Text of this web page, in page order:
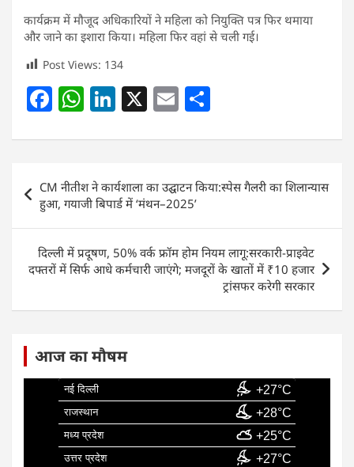
कार्यक्रम में मौजूद अधिकारियों ने महिला को नियुक्ति पत्र फिर थमाया
और जाने का इशारा किया। महिला फिर वहां से चली गई।
Post Views: 134
F
c
e
b
o
o
k
W
at
s
A
p
p
Li
k
e
dI
n
X E
ai
l
ar
e
navigation
CM नीतीश ने कार्यशाला का उद्घाटन किया:स्पेस गैलरी का शिलान्यास
हुआ, गयाजी बिपार्ड में ‘मंथन–2025’
दिल्ली में प्रदूषण, 50% वर्क फ्रॉम होम नियम लागू:सरकारी-प्राइवेट
दफ्तरों में सिर्फ आधे कर्मचारी जाएंगे; मजदूरों के खातों में ₹10 हजार
ट्रांसफर करेगी सरकार
आज का मौषम
नई दिल्ली +27°C
राजस्थान +28°C
मध्य प्रदेश +25°C
उत्तर प्रदेश +27°C